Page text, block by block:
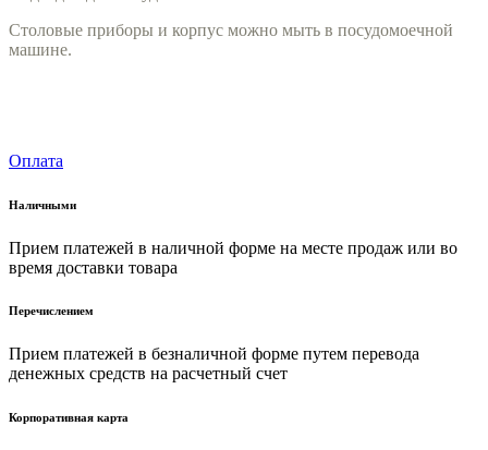
Столовые приборы и корпус можно мыть в посудомоечной
машине.
Оплата
Наличными
Прием платежей в наличной форме на месте продаж или во
время доставки товара
Перечислением
Прием платежей в безналичной форме путем перевода
денежных средств на расчетный счет
Корпоративная карта